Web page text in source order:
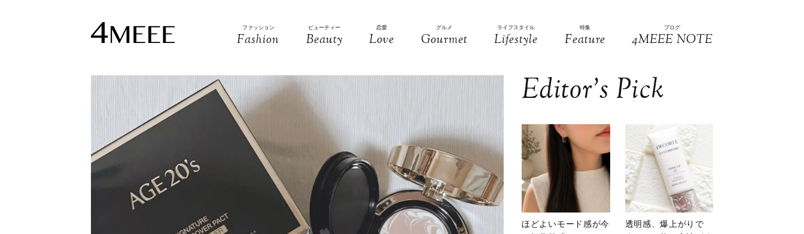
ファッション
Fashion
ビューティー
Beauty
恋愛
Love
グルメ
Gourmet
ライフスタイル
Lifestyle
特集
Feature
ブログ
4MEEE NOTE
Editor’s Pick
ほどよいモード感が今
透明感、爆上がりで